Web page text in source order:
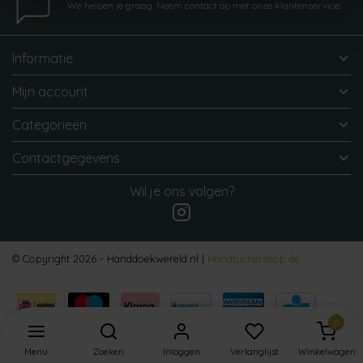
We helpen je graag. Neem contact op met onze klantenservice.
Informatie
Mijn account
Categorieën
Contactgegevens
Wil je ons volgen?
© Copyright 2026 - Handdoekwereld.nl | Handtuchershop.de
Menu Zoeken Inloggen Verlanglijst
0
Winkelwagen